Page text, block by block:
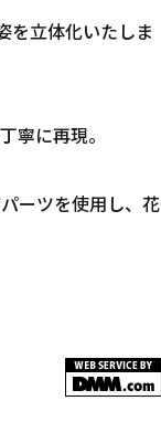
を立体化いたしま
寧に再現。
ーツを使用し、花